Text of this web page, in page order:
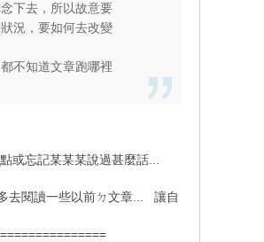
下去，所以故意要
況，要如何去改變
不知道文章跑哪裡
或忘記某某某說過甚麼話...
去閱讀一些以前ㄉ文章... 讓自